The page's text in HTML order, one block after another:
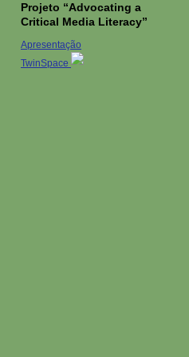
Projeto “Advocating a
Critical Media Literacy”
Apresentação
TwinSpace